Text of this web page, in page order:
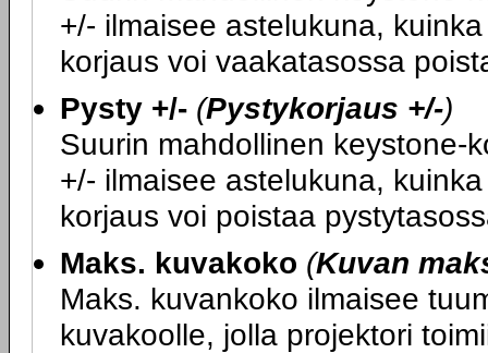
+/- ilmaisee astelukuna,
korjaus voi vaakatasossa
Pysty +/- (Pystykorjaus +/-)
Suurin mahdollinen keystone-
+/- ilmaisee astelukuna,
korjaus voi poistaa
Maks. kuvakoko (Kuvan
Maks. kuvankoko ilmaisee
kuvakoolle, jolla projektori